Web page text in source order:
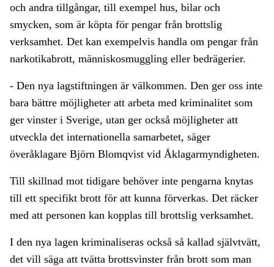
och andra tillgångar, till exempel hus, bilar och
smycken, som är köpta för pengar från brottslig
verksamhet. Det kan exempelvis handla om pengar från
narkotikabrott, människosmuggling eller bedrägerier.
- Den nya lagstiftningen är välkommen. Den ger oss inte
bara bättre möjligheter att arbeta med kriminalitet som
ger vinster i Sverige, utan ger också möjligheter att
utveckla det internationella samarbetet, säger
överåklagare Björn Blomqvist vid Åklagarmyndigheten.
Till skillnad mot tidigare behöver inte pengarna knytas
till ett specifikt brott för att kunna förverkas. Det räcker
med att personen kan kopplas till brottslig verksamhet.
I den nya lagen kriminaliseras också så kallad självtvätt,
det vill säga att tvätta brottsvinster från brott som man